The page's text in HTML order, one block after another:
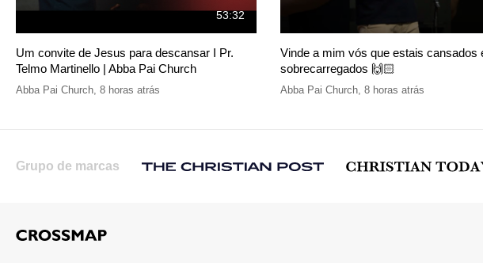
53:32
Um convite de Jesus para descansar I Pr.
Telmo Martinello | Abba Pai Church
Abba Pai Church 8 horas atrás
Vinde a mim vós que estais cansados
sobrecarregados 🙌🏻
Abba Pai Church, 8 horas atrás
Grupo de marcas